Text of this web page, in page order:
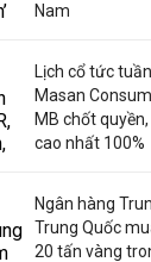
Nam
Lịch cổ tức
Masan
MB chốt
cao nhất 100%
Ngân hàng
Trung Quốc
20 tấn vàng